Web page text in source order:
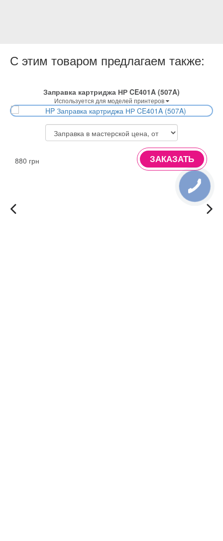
С этим товаром предлагаем также:
Заправка картриджа НР CE401A (507A)
Используется для моделей принтеров
880 грн ЗАКАЗАТЬ